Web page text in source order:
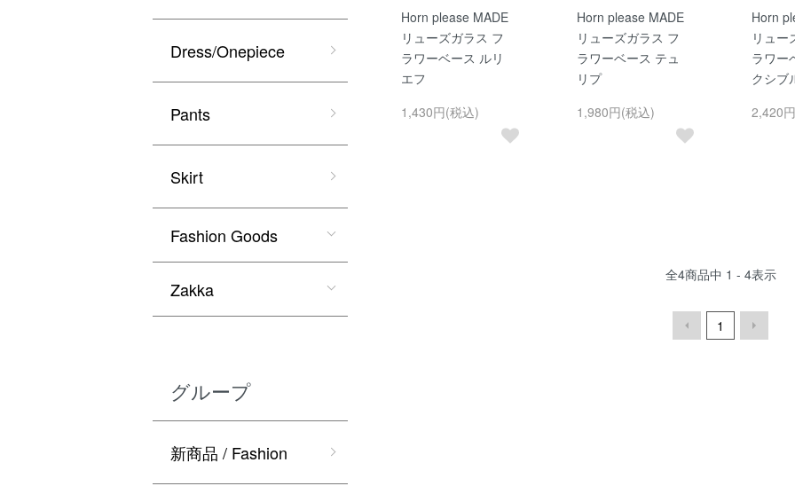
Horn please MADE
リューズガラス フ
ラワーベース ルリ
エフ
1,430円(税込)
Horn please MADE
リューズガラス フ
ラワーベース テュ
リプ
1,980円(税込)
Horn
リュー
ラワー
クシブ
2,420
全4商品中 1 - 4表示
1
Dress/Onepiece
Pants
Skirt
Fashion Goods
Zakka
グループ
新商品 / Fashion